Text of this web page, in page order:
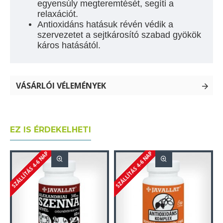
egyensúly megteremtését, segíti a
relaxációt.
Antioxidáns hatásuk révén védik a
szervezetet a sejtkárosító szabad gyökök
káros hatásától.
VÁSÁRLÓI VÉLEMÉNYEK
EZ IS ÉRDEKELHETI
SZÁLLÍTÁS 4-6 NAP SZÁLLÍTÁS 4-6 NAP